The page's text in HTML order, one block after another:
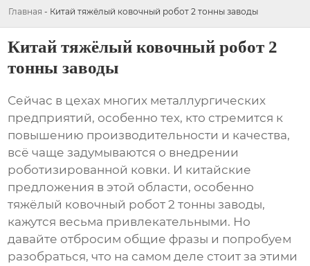
Главная - Китай тяжёлый ковочный робот 2 тонны заводы
Китай тяжёлый ковочный робот 2
тонны заводы
Сейчас в цехах многих металлургических
предприятий, особенно тех, кто стремится к
повышению производительности и качества,
всё чаще задумываются о внедрении
роботизированной ковки. И китайские
предложения в этой области, особенно
тяжёлый ковочный робот 2 тонны заводы,
кажутся весьма привлекательными. Но
давайте отбросим общие фразы и попробуем
разобраться, что на самом деле стоит за этими